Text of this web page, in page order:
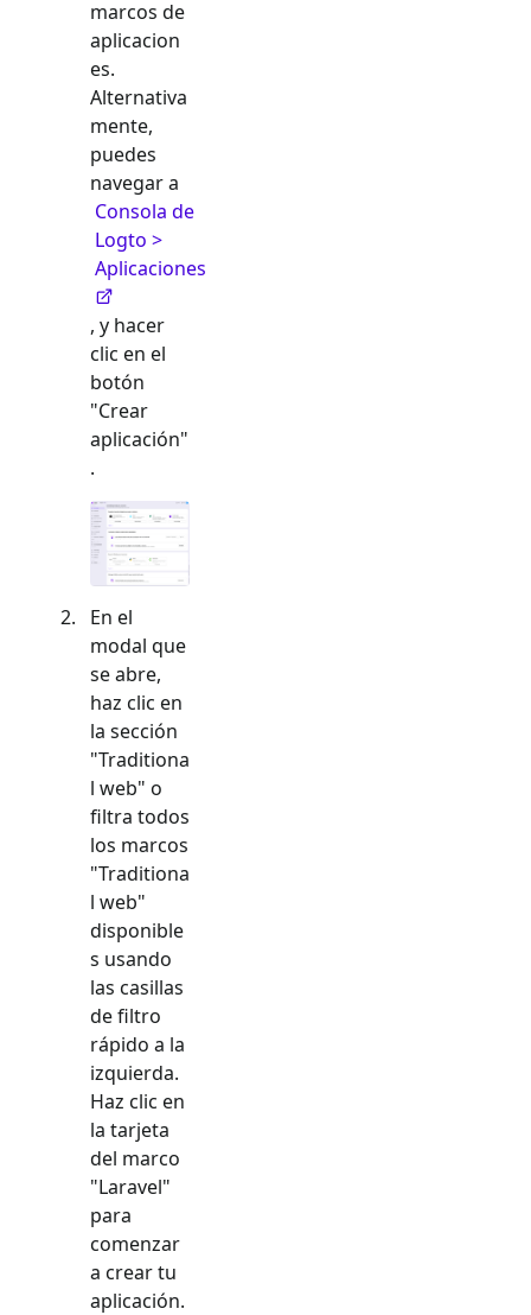
marcos de
aplicacion
es.
Alternativa
mente,
puedes
navegar a
Consola de
Logto >
Aplicaciones
, y hacer
clic en el
botón
"Crear
aplicación"
.
En el
modal que
se abre,
haz clic en
la sección
"Traditiona
l web" o
filtra todos
los marcos
"Traditiona
l web"
disponible
s usando
las casillas
de filtro
rápido a la
izquierda.
Haz clic en
la tarjeta
del marco
"Laravel"
para
comenzar
a crear tu
aplicación.